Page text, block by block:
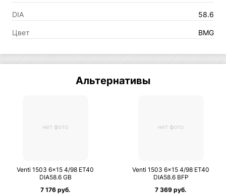
DIA 58.6
Цвет BMG
Альтернативы
нет фото
Venti 1503 6×15 4/98 ET40
DIA58.6 GB
7 176 руб.
нет фото
Venti 1503 6×15 4/98 ET40
DIA58.6 BFP
7 369 руб.